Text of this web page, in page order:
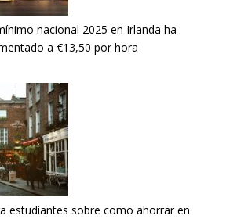
nacional 2025 en Irlanda ha
a €13,50 por hora
estudiantes sobre como ahorrar en